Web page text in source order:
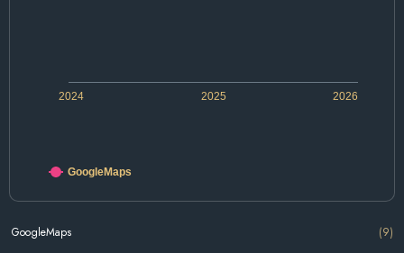
2024 2025 2026
GoogleMaps
GoogleMaps (9)